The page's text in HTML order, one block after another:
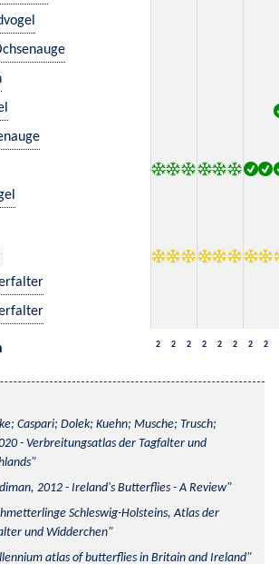
2 2 2 2 2 2 2 2
Caspari; Dolek; Kuehn; Musche; Trusch;
- Verbreitungsatlas der Tagfalter und
2012 - Ireland's Butterflies - A Review
Schleswig-Holsteins, Atlas der
und Widderchen
atlas of butterflies in Britain and Ireland